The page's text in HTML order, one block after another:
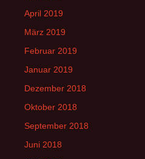
April 2019
März 2019
Februar 2019
Januar 2019
Dezember 2018
Oktober 2018
September 2018
Juni 2018